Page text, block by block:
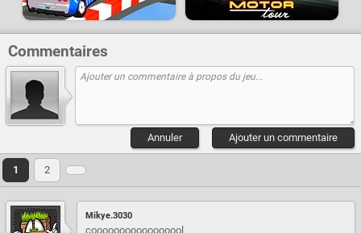
Commentaires
Ajouter un commentaire
Annuler
1 2
Mikye.3030
cooooooooooooooool